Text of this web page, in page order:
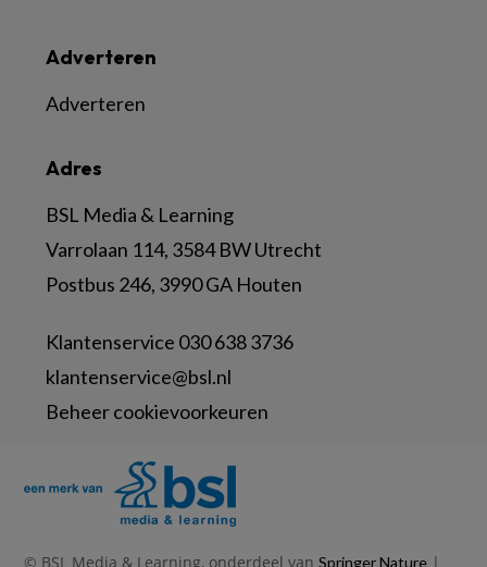
Adres
BSL Media & Learning
Varrolaan 114, 3584 BW Utrecht
Postbus 246, 3990 GA Houten
Klantenservice 030 638 3736
klantenservice@bsl.nl
Beheer cookievoorkeuren
Adverteren
Adverteren
© BSL Media & Learning, onderdeel van Springer Nature |